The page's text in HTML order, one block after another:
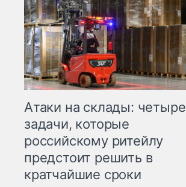
Атаки на склады: четыре
задачи, которые
российскому ритейлу
предстоит решить в
кратчайшие сроки